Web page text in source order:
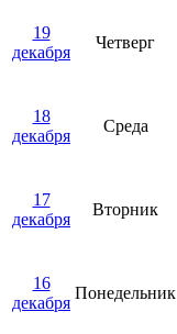
19
декабря
Четверг
18
декабря
Среда
17
декабря
Вторник
16
декабря
Понедельник